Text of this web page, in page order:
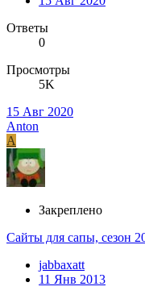
Ответы
0
Просмотры
5K
15 Авг 2020
Anton
A
Закреплено
Сайты для сапы, сезон
jabbaxatt
11 Янв 2013